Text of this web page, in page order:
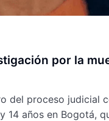
por la
del proceso judicial
años en Bogotá,